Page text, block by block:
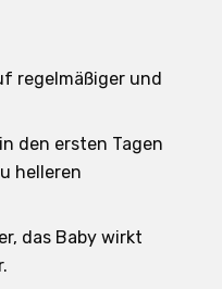
regelmäßiger und
den ersten Tagen
helleren
das Baby wirkt